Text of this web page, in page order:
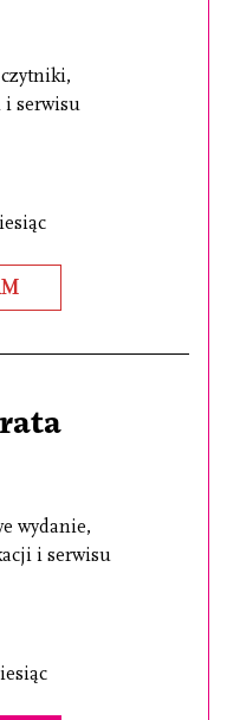
i serwisu
wydanie,
i serwisu